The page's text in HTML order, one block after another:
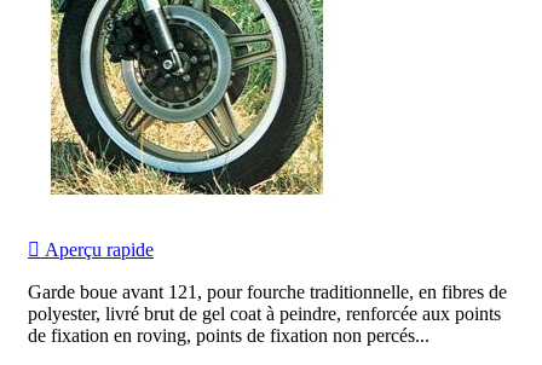
 Aperçu rapide
Garde boue avant 121, pour fourche traditionnelle, en fibres de
polyester, livré brut de gel coat à peindre, renforcée aux points
de fixation en roving, points de fixation non percés...